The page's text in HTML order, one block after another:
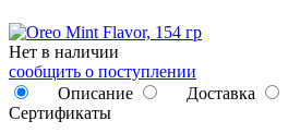
Нет в наличии
сообщить о поступлении
Описание
Доставка
Сертификаты